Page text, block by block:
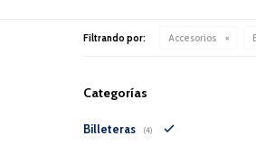
Filtrando por: Accesorios
Categorías
Billeteras (4)